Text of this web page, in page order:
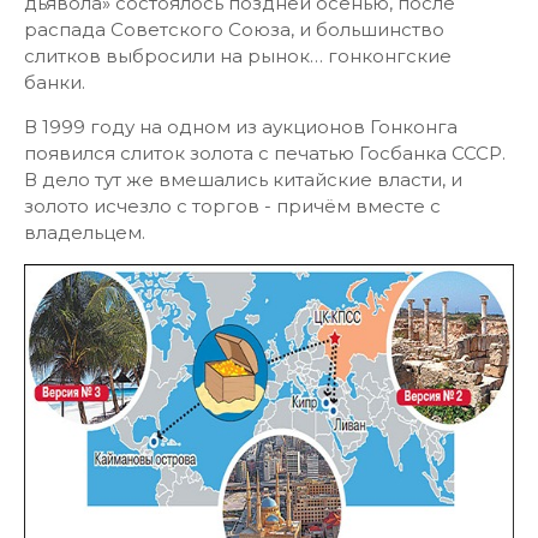
распада Советского Союза, и большинство
слитков выбросили на рынок… гонконгские
банки.
В 1999 году на одном из аукционов Гонконга
появился слиток золота с печатью Госбанка СССР.
В дело тут же вмешались китайские власти, и
золото исчезло с торгов - причём вместе с
владельцем.